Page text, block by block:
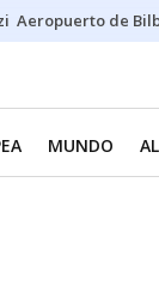
Aeropuerto de
MUNDO